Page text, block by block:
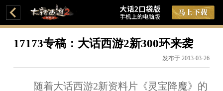
17173专稿：大话西游2新300环来袭
发布于 2013-03-26
随着大话西游2新资料片《灵宝降魔》的